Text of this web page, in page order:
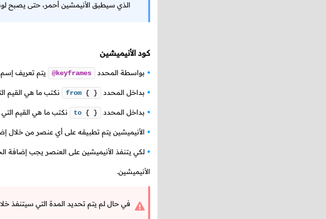
الذي سيطبق الأنيمشين أحمر، حتى يصبح
كود الأنيميشين
بواسطة المحدد @keyframes يتم تعريف
بداخل المحدد from { } نكتب ما هي القيم
بداخل المحدد to { } نكتب ما هي القيم
الأنيميشين يتم تطبيقه على أي عنصر من خلال
لكي يتنفذ الأنيميشين على العنصر يجب إضافة
الأنيميشين.
في حال لم يتم تحديد المدة التي سيتنفذ